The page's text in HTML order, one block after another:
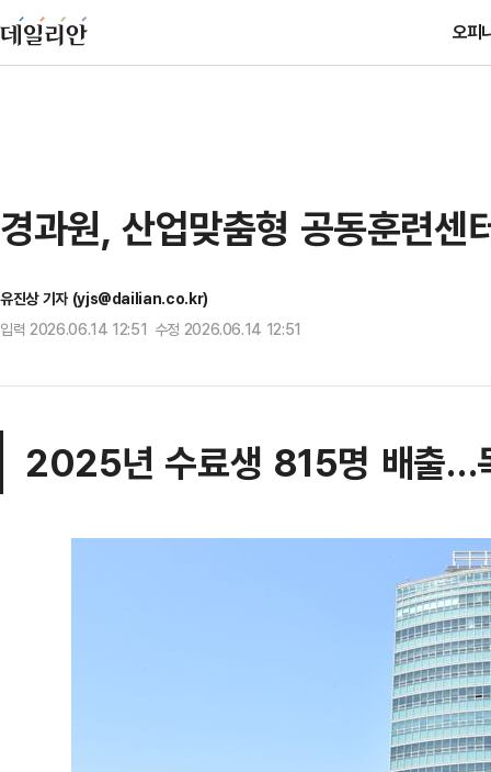
오피
경과원, 산업맞춤형 공동훈련
유진상 기자 (yjs@dailian.co.kr)
입력 2026.06.14 12:51 수정 2026.06.14 12:51
2025년 수료생 815명 배출…